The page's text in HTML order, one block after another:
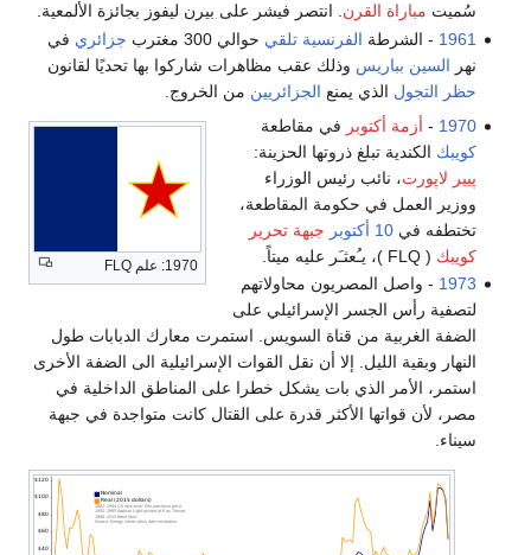
سُميت مباراة القرن. انتصر فيشر على بيرن ليفوز بجائزة الألمعية.
1961 - الشرطة الفرنسية تلقي حوالي 300 مغترب جزائري في
نهر السين بباريس وذلك عقب مظاهرات شاركوا بها تحديًا لقانون
حظر التجول الذي يمنع الجزائريين من الخروج.
1970: علم FLQ
1970
- أزمة أكتوبر في مقاطعة
كويبك الكندية تبلغ ذروتها الحزينة:
پيير لاپورت، نائب رئيس الوزراء
ووزير العمل في حكومة المقاطعة،
تختطفه في10 أكتوبر
جبهة تحرير
كويبك ( FLQ )، يـُعثـَر عليه ميتاً.
1973 - واصل المصريون محاولاتهم
لتصفية رأس الجسر الإسرائيلي على
الضفة الغربية من قناة السويس. استمرت معارك الدبابات طول
النهار وبقية الليل. إلا أن نقل القوات الإسرائيلية الى الضفة الأخرى
استمر، الأمر الذي بات يشكل خطرا على المناطق الداخلية في
مصر، لأن قواتها الأكثر قدرة على القتال كانت متواجدة في جبهة
سيناء.